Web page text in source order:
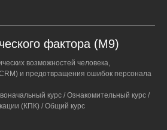
фактора (М9)
возможностей человека,
и предотвращения ошибок персонала
курс / Ознакомительный курс /
(КПК) / Общий курс